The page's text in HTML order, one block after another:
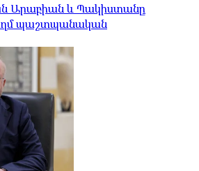
Արաբիան և Պակիստանը
պաշտպանական